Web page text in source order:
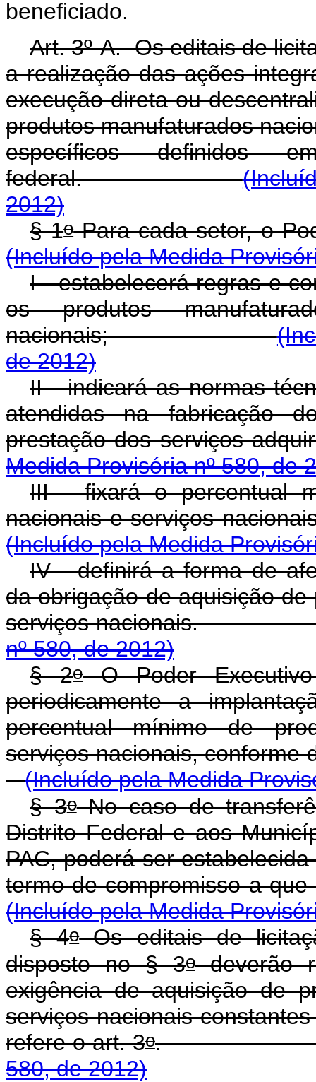
beneficiado.
Art. 3º-A. Os editais de
a realização das ações
execução direta ou
produtos manufaturados
específicos definidos
federal.
2012)
§ 1oPara cada setor,
(Incluído pela Medida
I - estabelecerá regras e
os produtos
nacionais;
de 2012)
II - indicará as normas
atendidas na fabricação
prestação dos
Medida Provisória nº 580, de
III - fixará o percentual
nacionais e serviços
(Incluído pela Medida
IV - definirá a forma de
da obrigação de aquisição
serviços
nº 580, de 2012)
§ 2oO Poder Executivo
periodicamente a
percentual mínimo de
serviços nacionais,
(Incluído pela Medida
§ 3oNo caso de
Distrito Federal e aos
PAC, poderá ser
termo de compromisso a
(Incluído pela Medida
§ 4oOs editais de
disposto no § 3odeverão
exigência de aquisição de
serviços nacionais
refere o art. 3o
580, de 2012)